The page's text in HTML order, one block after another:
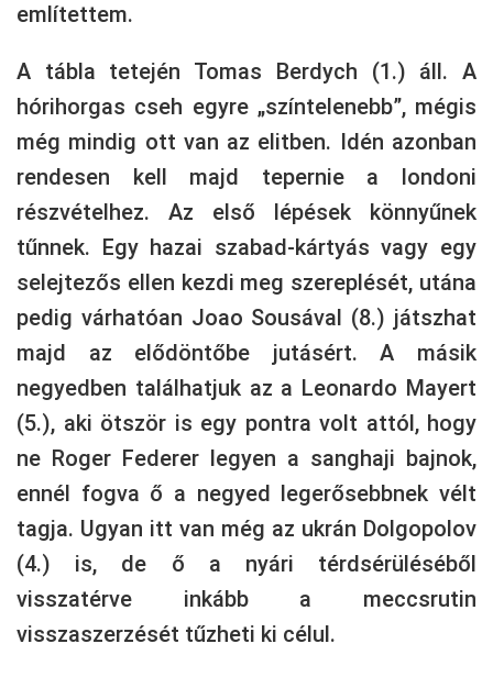
említettem.
A tábla tetején Tomas Berdych (1.) áll. A
hórihorgas cseh egyre „színtelenebb”, mégis
még mindig ott van az elitben. Idén azonban
rendesen kell majd tepernie a londoni
részvételhez. Az első lépések könnyűnek
tűnnek. Egy hazai szabad-kártyás vagy egy
selejtezős ellen kezdi meg szereplését, utána
pedig várhatóan Joao Sousával (8.) játszhat
majd az elődöntőbe jutásért. A másik
negyedben találhatjuk az a Leonardo Mayert
(5.), aki ötször is egy pontra volt attól, hogy
ne Roger Federer legyen a sanghaji bajnok,
ennél fogva ő a negyed legerősebbnek vélt
tagja. Ugyan itt van még az ukrán Dolgopolov
(4.) is, de ő a nyári térdsérüléséből
visszatérve inkább a meccsrutin
visszaszerzését tűzheti ki célul.